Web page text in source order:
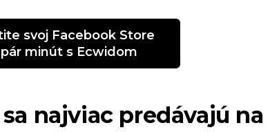
svoj Facebook Store
minút s Ecwidom
najviac predávajú na